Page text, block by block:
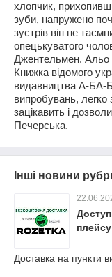
хлопчик,
зуби, напружено
зустрів він не
опецькуватого
Джентельмен. Альо
Книжка відомого
видавництва А-БА-
випробувань, легко
зацікавить і
Печерська.
Інші новини
Доставка на пункти